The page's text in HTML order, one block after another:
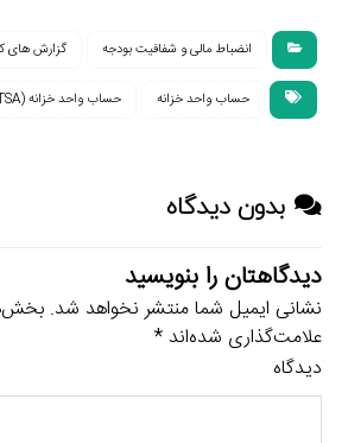
انضباط مالى و شفافيت بودجه گزارش های
حساب واحد خزانه حساب واحد خزانه (TSA)
بدون دیدگاه
دیدگاهتان را بنویسید
نشانی ایمیل شما منتشر نخواهد شد.
علامت‌گذاری شده‌اند*
دیدگاه